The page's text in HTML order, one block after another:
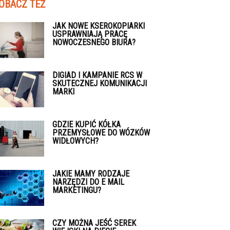
TEŻ
JAK NOWE KSEROKOPIARKI
USPRAWNIAJĄ PRACĘ
NOWOCZESNEGO BIURA?
DIGIAD I KAMPANIE RCS W
SKUTECZNEJ KOMUNIKACJI
MARKI
GDZIE KUPIĆ KÓŁKA
PRZEMYSŁOWE DO WÓZKÓW
WIDŁOWYCH?
JAKIE MAMY RODZAJE
NARZĘDZI DO E MAIL
MARKETINGU?
CZY MOŻNA JEŚĆ SEREK